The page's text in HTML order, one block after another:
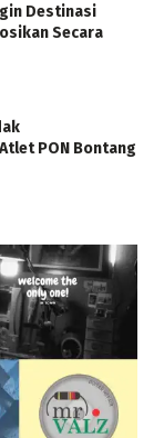
Destinasi
Secara
PON Bontang